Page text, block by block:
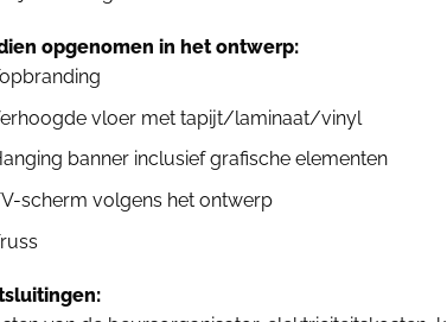
opgenomen in het ontwerp:
vloer met tapijt/laminaat/vinyl
banner inclusief grafische elementen
scherm volgens het ontwerp